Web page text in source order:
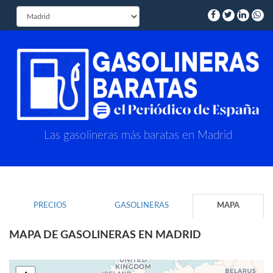
Las gasolineras más baratas en Madrid
PRECIOS GASOLINERAS MAPA
MAPA DE GASOLINERAS EN MADRID